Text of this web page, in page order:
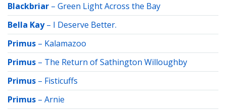
Blackbriar – Green Light Across the Bay
Bella Kay– I Deserve Better.
Primus – Kalamazoo
Primus – The Return of Sathington Willoughby
Primus – Fisticuffs
Primus – Arnie